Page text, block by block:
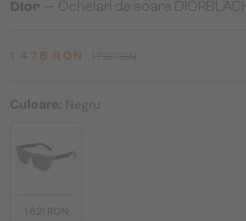
Dior — Ochelari de soare
1 478 RON
Culoare: Negru
1 621 RON